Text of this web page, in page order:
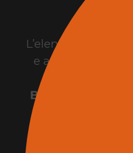
L’elenco
e architettura,
B-CAD Expo